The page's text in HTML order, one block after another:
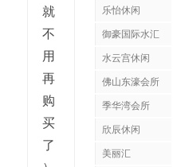
就
不
用
再
购
买
了
乐怡休闲
御豪国际水汇
水云宫休闲
佛山东濠会所
季华湾会所
欣辰休闲
美丽汇